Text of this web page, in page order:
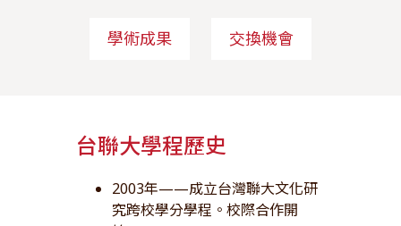
學術成果 交換機會
台聯大學程歷史
2003年——成立台灣聯大文化研
究跨校學分學程。校際合作開